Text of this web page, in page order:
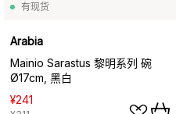
有现货
Arabia
Mainio Sarastus 黎明系列 碗
Ø17cm, 黑白
¥241